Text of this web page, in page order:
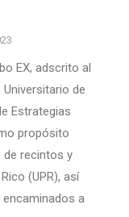
EX, adscrito al
de
Estrategias
propósito
recintos y
(UPR), así
a